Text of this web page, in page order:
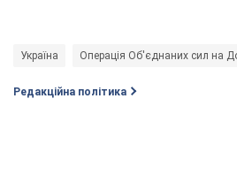
Україна Операція Об'єднаних сил на
Редакційна політика